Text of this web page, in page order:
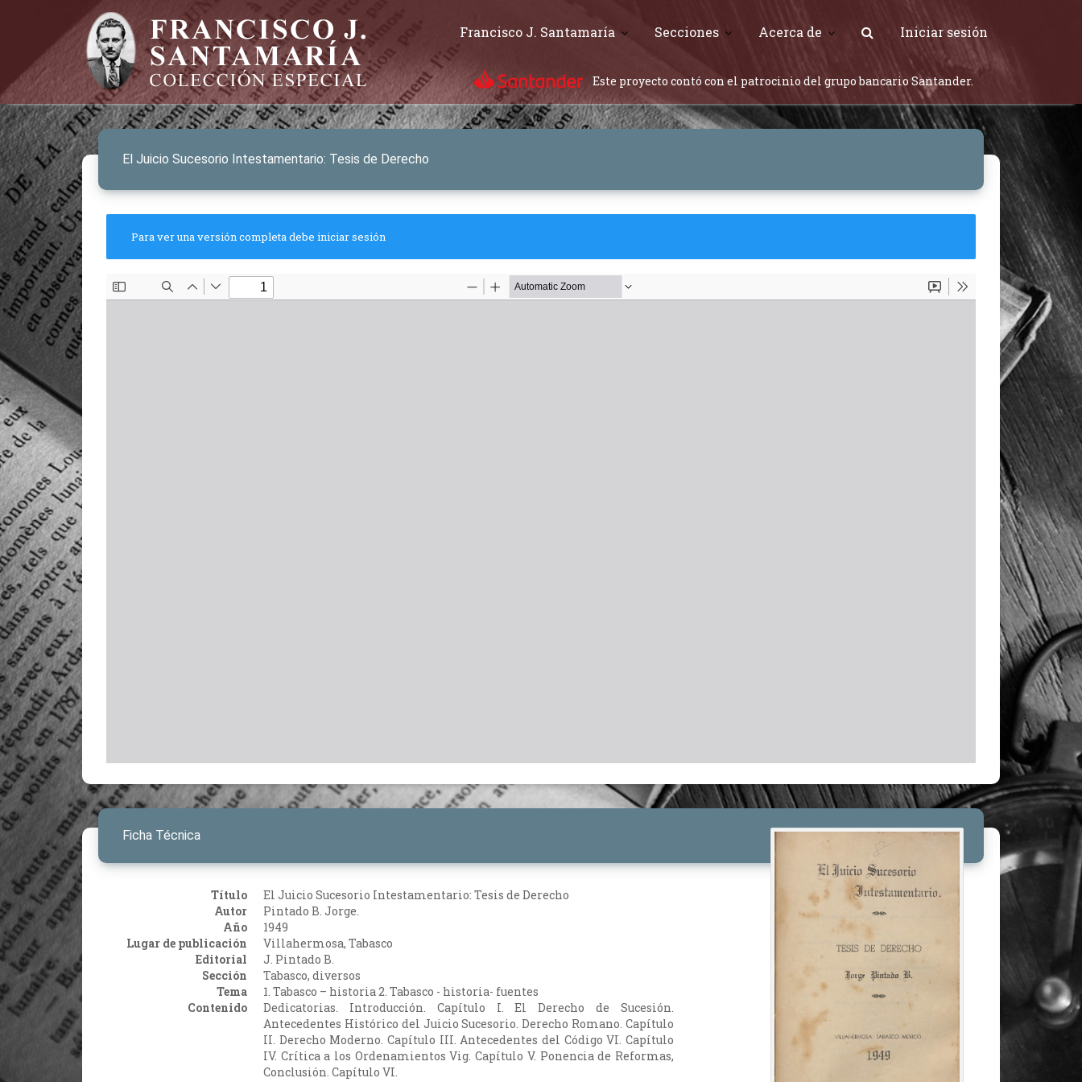
Francisco J. Santamaría Secciones Acerca de Iniciar sesión
Este proyecto contó con el patrocinio del grupo bancario Santander.
El Juicio Sucesorio Intestamentario: Tesis de Derecho
Para ver una versión completa debe iniciar sesión
Ficha Técnica
Título
El Juicio Sucesorio Intestamentario: Tesis de Derecho
Autor
Pintado B. Jorge.
Año
1949
Lugar de publicación
Villahermosa, Tabasco
Editorial
J. Pintado B.
Sección
Tabasco, diversos
Tema
1. Tabasco – historia 2. Tabasco - historia- fuentes
Contenido
Dedicatorias. Introducción. Capítulo I. El Derecho de Sucesión.
Antecedentes Histórico del Juicio Sucesorio. Derecho Romano. Capítulo
II. Derecho Moderno. Capítulo III. Antecedentes del Código VI. Capítulo
IV. Crítica a los Ordenamientos Vig. Capítulo V. Ponencia de Reformas,
Conclusión. Capítulo VI.